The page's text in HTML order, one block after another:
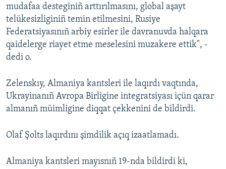
mudafaa desteginiñ arttırılmasını, global aşayt
telükesizliginiñ temin etilmesini, Rusiye
Federatsiyasınıñ arbiy esirler ile davranuvda halqara
qaidelerge riayet etme meselesini muzakere ettik", -
dedi o.
Zelenskıy, Almaniya kantsleri ile laqırdı vaqtında,
Ukrayinanıñ Avropa Birligine integratsiyası içün qarar
almanıñ müimligine diqqat çekkenini de bildirdi.
Olaf Şolts laqırdını şimdilik açıq izaatlamadı.
Almaniya kantsleri mayısnıñ 19-nda bildirdi ki,